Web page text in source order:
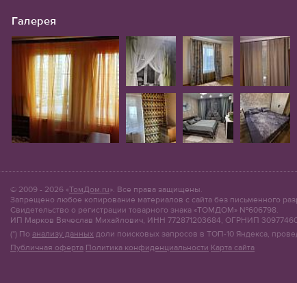
Галерея
© 2009 - 2026 «ТомДом.ru». Все права защищены.
Запрещено любое копирование материалов с сайта без письменного
Свидетельство о регистрации товарного знака «ТОМДОМ» №606798.
ИП Марков Вячеслав Михайлович, ИНН 772871203684, ОГРНИП
(*) По анализу данных доли поисковых запросов в ТОП-10 Яндекса,
Публичная оферта Политика конфиденциальности Карта сайта